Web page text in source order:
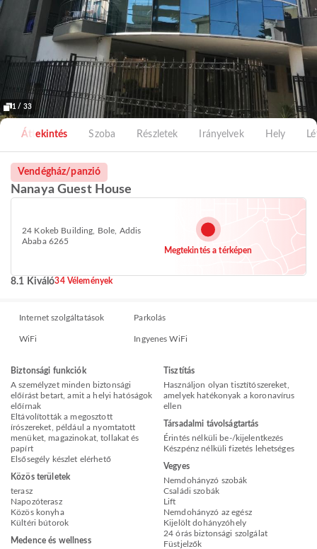
1 / 33
Áttekintés Szoba Részletek Irányelvek Hely
Vendégház/panzió
Nanaya Guest House
24 Kokeb Building, Bole, Addis
Ababa 6265
Megtekintés a térképen
8.1 Kiváló34 Vélemények
Internet szolgáltatások Parkolás
WiFi Ingyenes WiFi
Biztonsági funkciók
A személyzet minden biztonsági
előírást betart, amit a helyi hatóságok
előírnak
Eltávolították a megosztott
írószereket, például a nyomtatott
menüket, magazinokat, tollakat és
papírt
Elsősegély készlet elérhető
Közös területek
terasz
Napozóterasz
Közös konyha
Kültéri bútorok
Medence és wellness
Tisztítás
Használjon olyan tisztítószereket,
amelyek hatékonyak a koronavírus
ellen
Társadalmi távolságtartás
Érintés nélküli be-/kijelentkezés
Készpénz nélküli fizetés lehetséges
Vegyes
Nemdohányzó szobák
Családi szobák
Lift
Nemdohányzó az egész
Kijelölt dohányzóhely
24 órás biztonsági szolgálat
Füstjelzők